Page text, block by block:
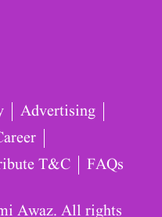
Advertising
T&C FAQs
Awaz. All rights